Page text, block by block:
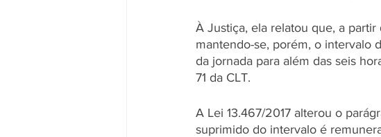
À Justiça, ela relatou que, a
mantendo-se, porém, o intervalo
da jornada para além das seis
71 da CLT.
A Lei 13.467/2017 alterou o
suprimido do intervalo é